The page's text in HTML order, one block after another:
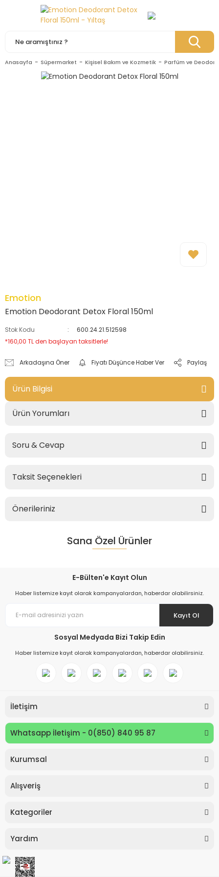
Anasayfa Süpermarket Kişisel Bakım ve Kozmetik Parfüm ve
Emotion
Emotion Deodorant Detox Floral 150ml
Stok Kodu
600.24.21.512598
*160,00 TL den başlayan taksitlerle!
Arkadaşına Öner Fiyatı Düşünce Haber Ver Paylaş
Ürün Bilgisi
Ürün Yorumları
Soru & Cevap
Taksit Seçenekleri
Önerileriniz
Sana Özel Ürünler
E-Bülten'e Kayıt Olun
Haber listemize kayıt olarak kampanyalardan, haberdar olabilirsiniz.
Kayıt Ol
Sosyal Medyada Bizi Takip Edin
Haber listemize kayıt olarak kampanyalardan, haberdar olabilirsiniz.
İletişim
Whatsapp İletişim - 0(850) 840 95 87
Kurumsal
Alışveriş
Kategoriler
Yardım